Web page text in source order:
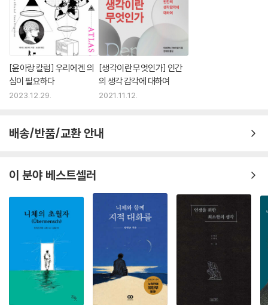
하는 동물이라는, 우리의 ─ 병을 일으키는 ─ 자기정의로 표출된다. 모든
인간들은 공유된 ─ 생각감각을 비롯한 ─ 감각들에 기초하여 근본적으로
동일한 방식으로 실재를 경험한다. 그렇기 때문에 우리는 다른 누군가로
살면 어떠할지 상상하는 능력을 지녔다. 이 능력이 도덕의 원천이다. 나의
행위는 내가 타인일 수도 있음을 알면서 실행할 때, 바꿔 말해 내가 가하는
행위가 나 자신에게 가해질 수도 있음을 알면서 실행할 때, 도덕적으로 유
의미하다.
[윤아랑 칼럼] 우리에겐 의
심이 필요하다
2023.12.29.
[생각이란 무엇인가] 인간
의 생각 감각에 대하여
2021.11.12.
배송/반품/교환 안내
이 분야 베스트셀러